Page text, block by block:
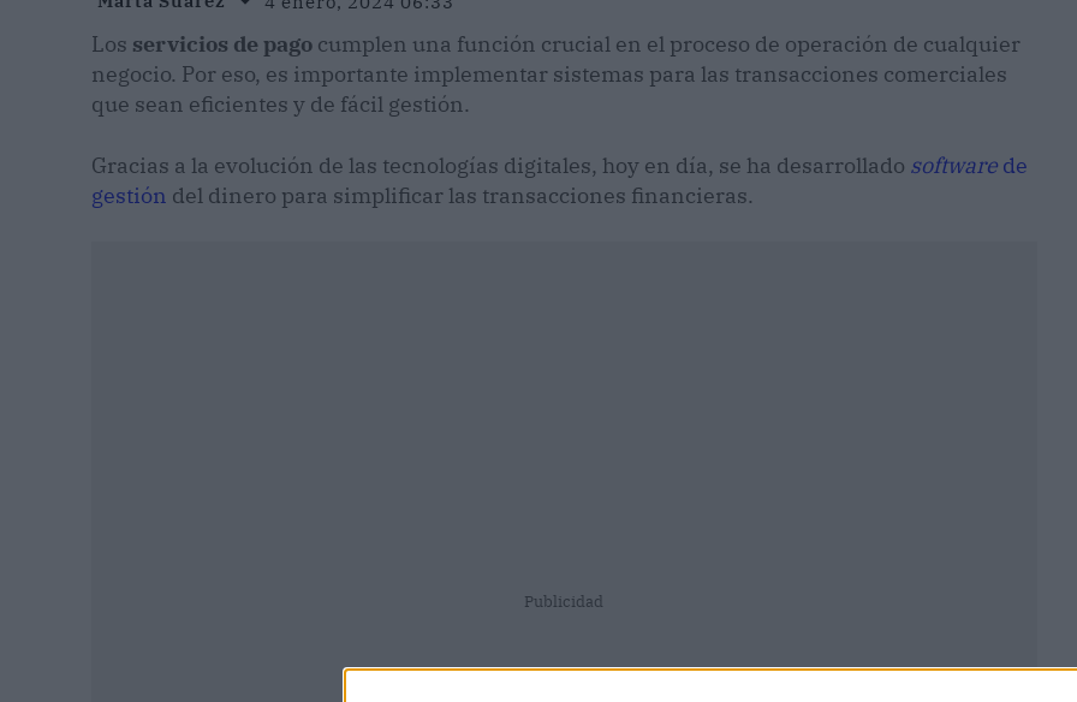
Los servicios de pago cumplen una función crucial en el proceso de operación de cualquier
negocio. Por eso, es importante implementar sistemas para las transacciones comerciales
que sean eficientes y de fácil gestión.
Gracias a la evolución de las tecnologías digitales, hoy en día, se ha desarrollado software de
gestión del dinero para simplificar las transacciones financieras.
Publicidad